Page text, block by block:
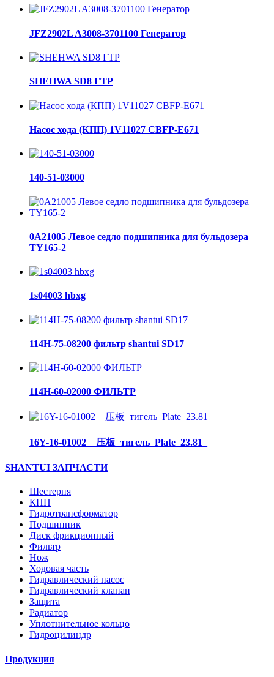
JFZ2902L A3008-3701100 Генератор
SHEHWA SD8 ГТР
Насос хода (КПП) 1V11027 CBFP-E671
140-51-03000
0A21005 Левое седло подшипника для бульдозера
TY165-2
1s04003 hbxg
114H-75-08200 фильтр shantui SD17
114H-60-02000 ФИЛЬТР
16Y-16-01002__压板_тигель_Plate_23.81_
SHANTUI ЗАПЧАСТИ
Шестерня
КПП
Гидротрансформатор
Подшипник
Диск фрикционный
Фильтр
Нож
Ходовая часть
Гидравлический насос
Гидравлический клапан
Защита
Радиатор
Уплотнительное кольцо
Гидроцилиндр
Продукция